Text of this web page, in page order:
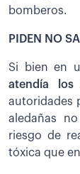
bomberos.
PIDEN NO
Si bien en
atendía los
autoridades
aledañas
riesgo de
tóxica que